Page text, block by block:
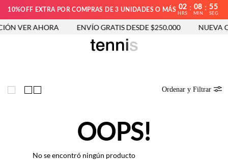
10%OFF EXTRA POR COMPRAS DE 3 UNIDADES O MÁS 02
HRS
: 08
MIN
: 55
SEG
VER AHORA ENVÍO GRATIS DESDE $250.000 NUEVA
Ordenar y Filtrar
OOPS!
No se encontró ningún producto